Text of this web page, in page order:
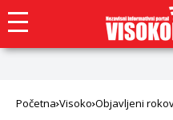
Početna Visoko Objavljeni